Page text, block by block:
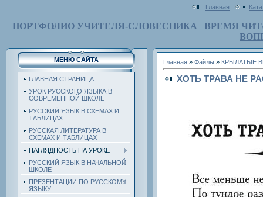
Главная
ПОРТФОЛИО УЧИТЕЛЯ-СЛОВЕСНИКА
ВРЕМЯ
МЕНЮ САЙТА
ГЛАВНАЯ СТРАНИЦА
УРОК РУССКОГО ЯЗЫКА В
СОВРЕМЕННОЙ ШКОЛЕ
РУССКИЙ ЯЗЫК В СХЕМАХ И
ТАБЛИЦАХ
РУССКАЯ ЛИТЕРАТУРА В
СХЕМАХ И ТАБЛИЦАХ
НАГЛЯДНОСТЬ НА УРОКЕ
РУССКИЙ ЯЗЫК В НАЧАЛЬНОЙ
ШКОЛЕ
ПРЕЗЕНТАЦИИ ПО РУССКОМУ
ЯЗЫКУ
Главная » Файлы » КРЫЛАТЫЕ
ХОТЬ ТРАВА НЕ